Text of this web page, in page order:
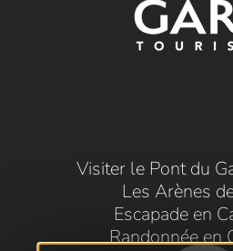
Visiter le Pont du
Les Arènes
Escapade en
Randonnée en